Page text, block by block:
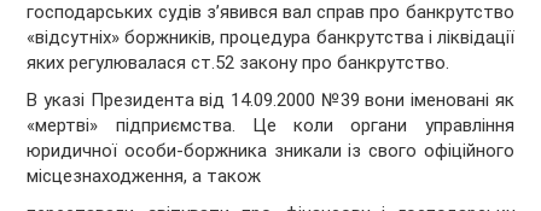
господарських судів з’явився вал справ про банкрутство
«відсутніх» боржників, процедура банкрутства і ліквідації
яких регулювалася ст.52 закону про банкрутство.
В указі Президента від 14.09.2000 №39 вони іменовані як
«мертві» підприємства. Це коли органи управління
юридичної особи-боржника зникали із свого офіційного
місцезнаходження, а також